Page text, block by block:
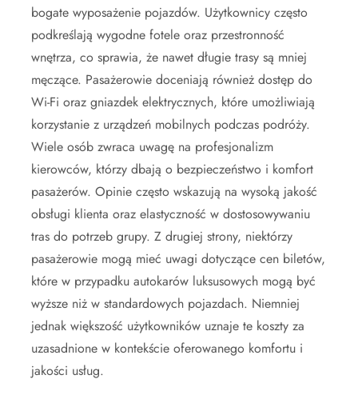
bogate wyposażenie pojazdów. Użytkownicy często
podkreślają wygodne fotele oraz przestronność
wnętrza, co sprawia, że nawet długie trasy są mniej
męczące. Pasażerowie doceniają również dostęp do
Wi-Fi oraz gniazdek elektrycznych, które umożliwiają
korzystanie z urządzeń mobilnych podczas podróży.
Wiele osób zwraca uwagę na profesjonalizm
kierowców, którzy dbają o bezpieczeństwo i komfort
pasażerów. Opinie często wskazują na wysoką jakość
obsługi klienta oraz elastyczność w dostosowywaniu
tras do potrzeb grupy. Z drugiej strony, niektórzy
pasażerowie mogą mieć uwagi dotyczące cen biletów,
które w przypadku autokarów luksusowych mogą być
wyższe niż w standardowych pojazdach. Niemniej
jednak większość użytkowników uznaje te koszty za
uzasadnione w kontekście oferowanego komfortu i
jakości usług.